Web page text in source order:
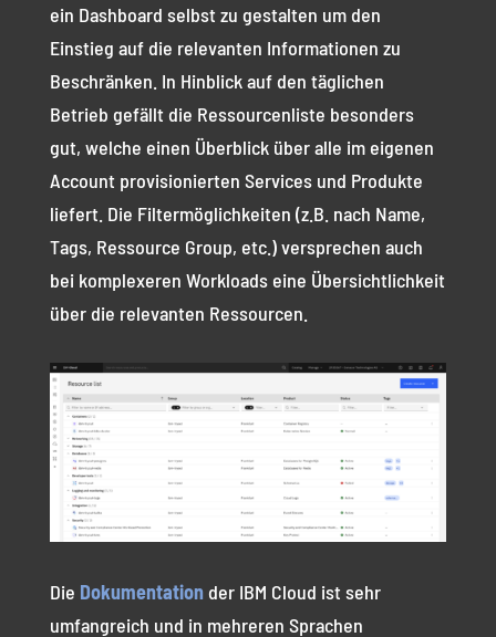
ein Dashboard selbst zu gestalten um den
Einstieg auf die relevanten Informationen zu
Beschränken. In Hinblick auf den täglichen
Betrieb gefällt die Ressourcenliste besonders
gut, welche einen Überblick über alle im eigenen
Account provisionierten Services und Produkte
liefert. Die Filtermöglichkeiten (z.B. nach Name,
Tags, Ressource Group, etc.) versprechen auch
bei komplexeren Workloads eine Übersichtlichkeit
über die relevanten Ressourcen.
Die Dokumentationder IBM Cloud ist sehr
umfangreich und in mehreren Sprachen